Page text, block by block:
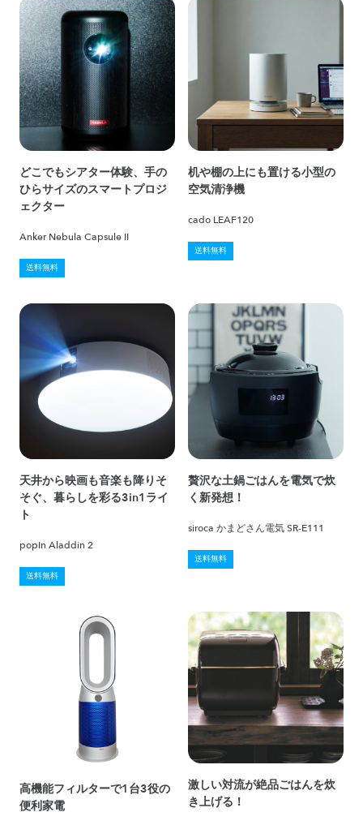
どこでもシアター体験、手の
ひらサイズのスマートプロジ
ェクター
Anker Nebula Capsule II
送料無料
机や棚の上にも置ける小型の
空気清浄機
cado LEAF120
送料無料
天井から映画も音楽も降りそ
そぐ、暮らしを彩る3in1ライ
ト
popIn Aladdin 2
送料無料
贅沢な土鍋ごはんを電気で炊
く新発想！
siroca かまどさん電気 SR-E111
送料無料
高機能フィルターで1台3役の
便利家電
激しい対流が絶品ごはんを炊
き上げる！